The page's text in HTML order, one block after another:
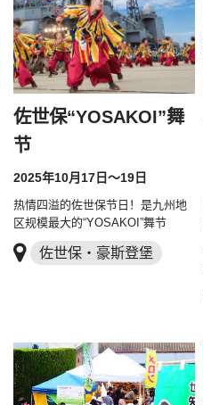
佐世保“YOSAKOI”舞
节
2025年10月17日～19日
热情四溢的佐世保节日！是九州地
区规模最大的“YOSAKOI”舞节
佐世保・豪斯登堡